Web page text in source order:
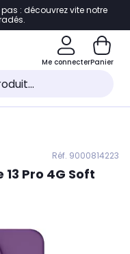
: découvrez vite notre
Me connecterPanier
Réf. 9000814223
13 Pro 4G Soft